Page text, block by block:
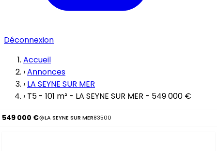
Déconnexion
Accueil
›Annonces
› LA SEYNE SUR MER
› T5 - 101 m² - LA SEYNE SUR MER - 549 000 €
549 000 € LA SEYNE SUR MER83500